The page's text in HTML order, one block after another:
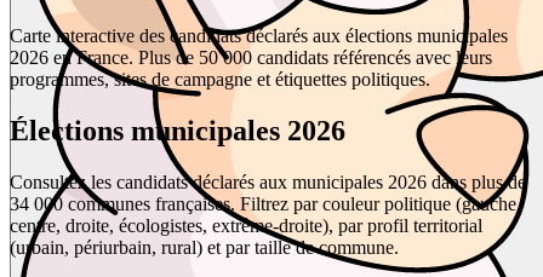
Carte interactive des candidats déclarés aux élections municipales
2026 en France. Plus de 50 000 candidats référencés avec leurs
programmes, sites de campagne et étiquettes politiques.
Élections municipales 2026
Consultez les candidats déclarés aux municipales 2026 dans plus de
34 000 communes françaises. Filtrez par couleur politique (gauche,
centre, droite, écologistes, extrême-droite), par profil territorial
(urbain, périurbain, rural) et par taille de commune.